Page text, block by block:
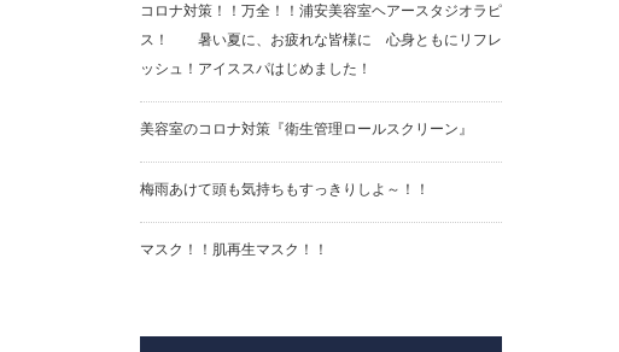
コロナ対策！！万全！！浦安美容室ヘアースタジオラピ
ス！ 暑い夏に、お疲れな皆様に 心身ともにリフレ
ッシュ！アイススパはじめました！
美容室のコロナ対策『衛生管理ロールスクリーン』
梅雨あけて頭も気持ちもすっきりしよ～！！
マスク！！肌再生マスク！！